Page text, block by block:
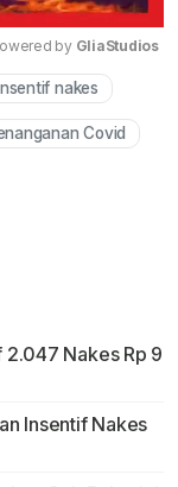
Mute
by GliaStudios
nakes
Covid
2.047 Nakes Rp 9
Insentif Nakes